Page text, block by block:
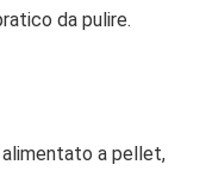
da pulire.
a pellet,